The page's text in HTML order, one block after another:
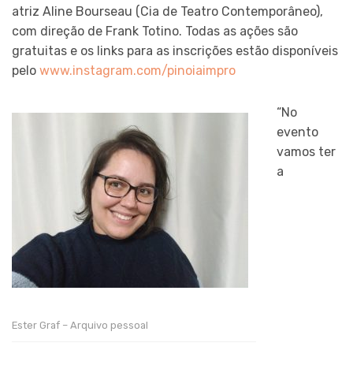
atriz Aline Bourseau (Cia de Teatro Contemporâneo),
com direção de Frank Totino. Todas as ações são
gratuitas e os links para as inscrições estão disponíveis
pelo www.instagram.com/pinoiaimpro
Ester Graf – Arquivo pessoal
“No
evento
vamos ter
a